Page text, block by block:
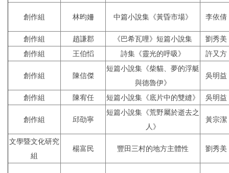
創作組 林昀姍 中篇小說集《黃昏市場》 李依倩
創作組 趙謙郡 《巴希瓦哩》短篇小說集
劉秀美
創作組
王伯慆 詩集《靈光的呼吸》 許又方
創作組 陳信傑
短篇小說集《柴貓、夢的浮艇
與德魯伊》
吳明益
創作組 陳宥任 短篇小說集《底片中的雙縫》 吳明益
創作組 邱劭寧
短篇小說集《荒野屬於逝去之
人》
黃宗潔
文學暨文化研究
組
楊富民 豐田三村的地方主體性 劉秀美